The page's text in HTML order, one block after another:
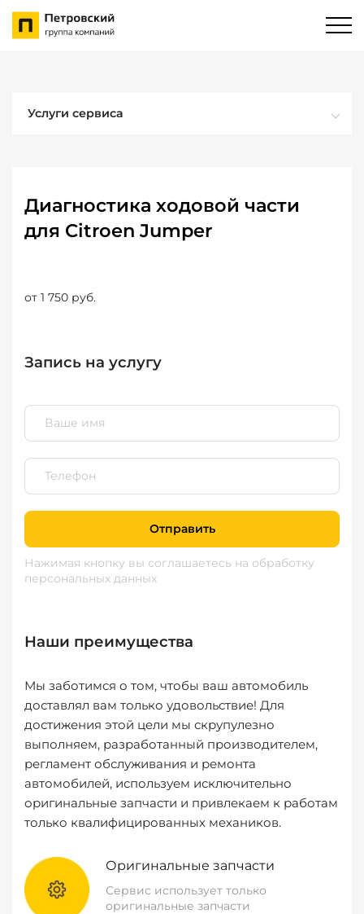
Услуги сервиса
Диагностика ходовой части
для Citroen Jumper
от 1 750 руб.
Запись на услугу
Отправить
Нажимая кнопку вы соглашаетесь на обработку
персональных данных
Наши преимущества
Мы заботимся о том, чтобы ваш автомобиль
доставлял вам только удовольствие! Для
достижения этой цели мы скрупулезно
выполняем, разработанный производителем,
регламент обслуживания и ремонта
автомобилей, используем исключительно
оригинальные запчасти и привлекаем к работам
только квалифицированных механиков.
Оригинальные запчасти
Сервис использует только
оригинальные запчасти